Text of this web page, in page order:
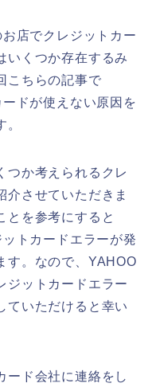
店でクレジットカー
いくつか存在するみ
こちらの記事で
ドが使えない原因を
つか考えられるクレ
介させていただきま
とを参考にすると
トカードエラーが発
す。なので、YAHOO
ジットカードエラー
ていただけると幸い
ード会社に連絡をし